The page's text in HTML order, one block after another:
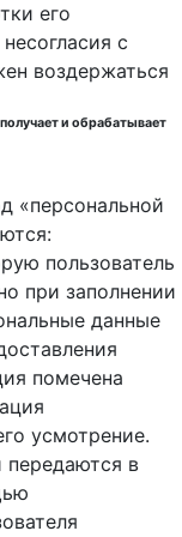
его
с
воздержаться
и обрабатывает
«персональной
пользователь
при заполнении
данные
помечена
усмотрение.
передаются в